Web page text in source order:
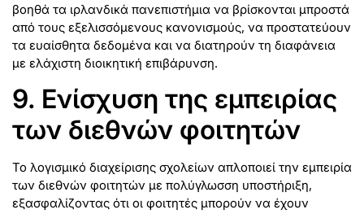
βοηθά τα ιρλανδικά πανεπιστήμια να βρίσκονται μπροστά
από τους εξελισσόμενους κανονισμούς, να προστατεύουν
τα ευαίσθητα δεδομένα και να διατηρούν τη διαφάνεια
με ελάχιστη διοικητική επιβάρυνση.
9. Ενίσχυση της εμπειρίας
των διεθνών φοιτητών
Το λογισμικό διαχείρισης σχολείων απλοποιεί την εμπειρία
των διεθνών φοιτητών με πολύγλωσση υποστήριξη,
εξασφαλίζοντας ότι οι φοιτητές μπορούν να έχουν